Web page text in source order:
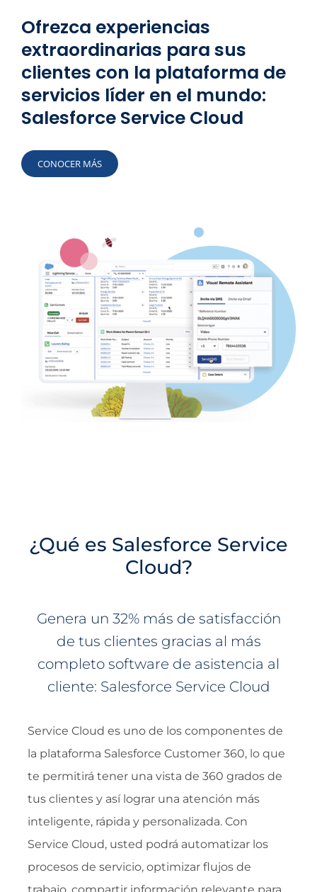
Ofrezca experiencias
extraordinarias para sus
clientes con la plataforma de
servicios líder en el mundo:
Salesforce Service Cloud
CONOCER MÁS
¿Qué es Salesforce Service
Cloud?
Genera un 32% más de satisfacción
de tus clientes gracias al más
completo software de asistencia al
cliente: Salesforce Service Cloud
Service Cloud es uno de los componentes de
la plataforma Salesforce Customer 360, lo que
te permitirá tener una vista de 360 grados de
tus clientes y así lograr una atención más
inteligente, rápida y personalizada. Con
Service Cloud, usted podrá automatizar los
procesos de servicio, optimizar flujos de